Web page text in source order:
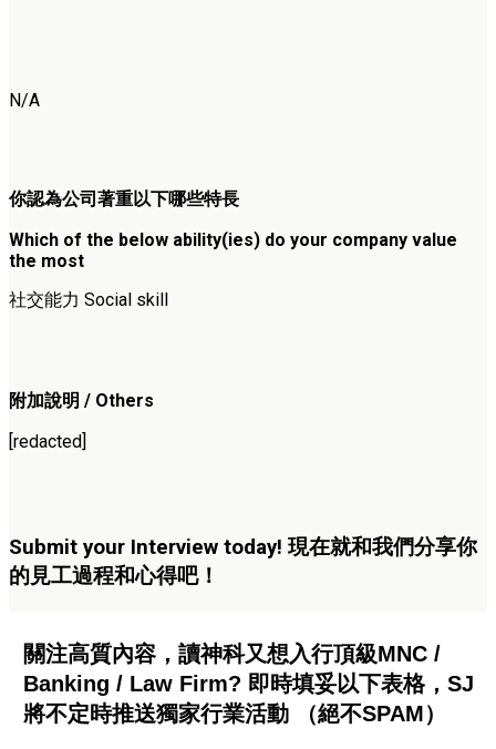
N/A
你認為公司著重以下哪些特長
Which of the below ability(ies) do your company value
the most
社交能力 Social skill
附加說明 / Others
[redacted]
Submit your Interview today! 現在就和我們分享你
的見工過程和心得吧！
關注高質內容，讀神科又想入行頂級MNC /
Banking / Law Firm? 即時填妥以下表格，SJ
將不定時推送獨家行業活動 （絕不SPAM）